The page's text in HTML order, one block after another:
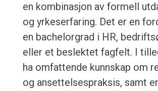
en kombinasjon av formell
og yrkeserfaring. Det er en
en bachelorgrad i HR,
eller et beslektet fagfelt. I
ha omfattende kunnskap om
og ansettelsespraksis, samt